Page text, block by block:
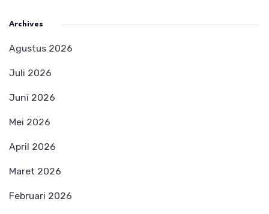
Archives
Agustus 2026
Juli 2026
Juni 2026
Mei 2026
April 2026
Maret 2026
Februari 2026